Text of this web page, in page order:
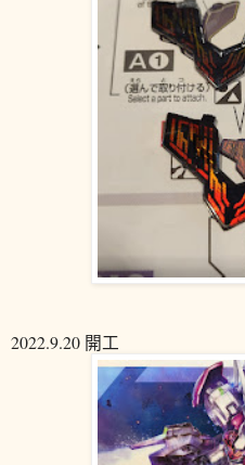
2022.9.20 開工